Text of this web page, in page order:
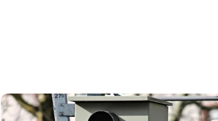
Ubicación de todos los radares en